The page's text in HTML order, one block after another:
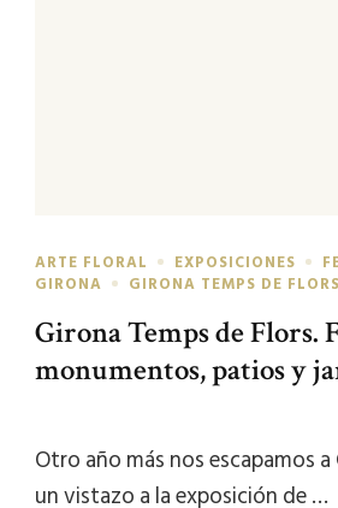
ARTE FLORAL EXPOSICIONES
GIRONA
GIRONA TEMPS DE FLORS
Girona Temps de Flors.
monumentos, patios y
Otro año más nos escapamos
un vistazo a la exposición de …